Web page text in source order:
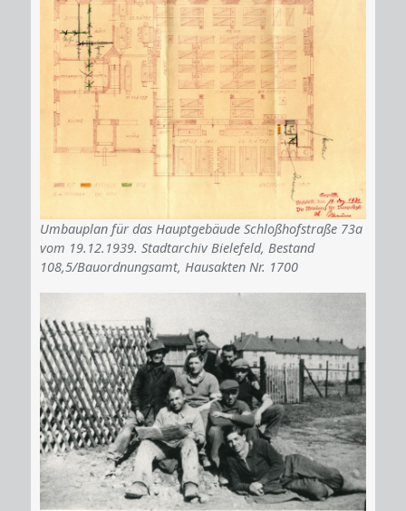
Umbauplan für das Hauptgebäude Schloßhofstraße 73a
vom 19.12.1939. Stadtarchiv Bielefeld, Bestand
108,5/Bauordnungsamt, Hausakten Nr. 1700